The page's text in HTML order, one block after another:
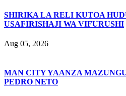
SHIRIKA LA RELI KUTOA
USAFIRISHAJI WA VIFURUSHI
Aug 05, 2026
MAN CITY YAANZA
PEDRO NETO